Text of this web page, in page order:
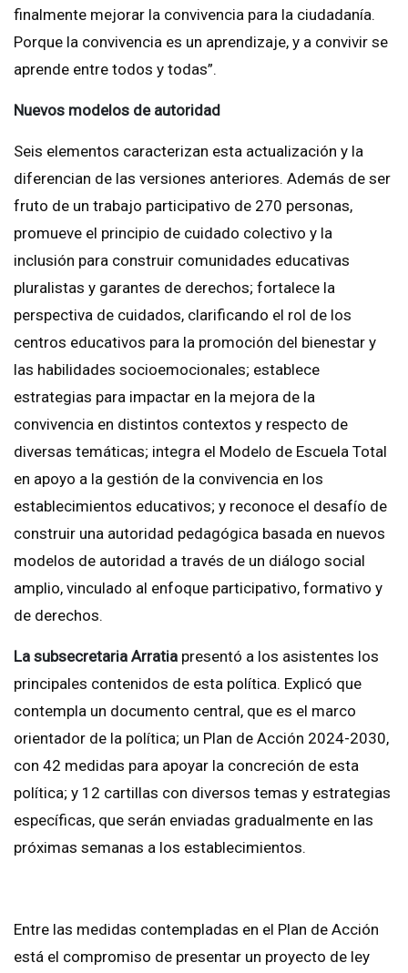
finalmente mejorar la convivencia para la ciudadanía.
Porque la convivencia es un aprendizaje, y a convivir se
aprende entre todos y todas”.
Nuevos modelos de autoridad
Seis elementos caracterizan esta actualización y la
diferencian de las versiones anteriores. Además de ser
fruto de un trabajo participativo de 270 personas,
promueve el principio de cuidado colectivo y la
inclusión para construir comunidades educativas
pluralistas y garantes de derechos; fortalece la
perspectiva de cuidados, clarificando el rol de los
centros educativos para la promoción del bienestar y
las habilidades socioemocionales; establece
estrategias para impactar en la mejora de la
convivencia en distintos contextos y respecto de
diversas temáticas; integra el Modelo de Escuela Total
en apoyo a la gestión de la convivencia en los
establecimientos educativos; y reconoce el desafío de
construir una autoridad pedagógica basada en nuevos
modelos de autoridad a través de un diálogo social
amplio, vinculado al enfoque participativo, formativo y
de derechos.
La subsecretaria Arratia presentó a los asistentes los
principales contenidos de esta política. Explicó que
contempla un documento central, que es el marco
orientador de la política; un Plan de Acción 2024-2030,
con 42 medidas para apoyar la concreción de esta
política; y 12 cartillas con diversos temas y estrategias
específicas, que serán enviadas gradualmente en las
próximas semanas a los establecimientos.
Entre las medidas contempladas en el Plan de Acción
está el compromiso de presentar un proyecto de ley